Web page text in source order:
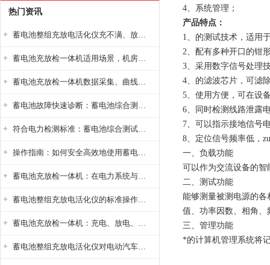
热门资讯
蓄电池整组充放电活化仪充不满、放不完怎么办？
蓄电池充放检一体机适用场景，机房基站变电站铅酸蓄电池维护检测应用
蓄电池充放检一体机数据采集、曲线分析与电池健康状态智能评估功能详解
蓄电池故障快速诊断：蓄电池综合测试仪判断落后电池的方法与标准
符合电力检测标准：蓄电池综合测试仪测试规范与精度校准方法详解
操作指南：如何安全高效地使用蓄电池智能活化仪？
蓄电池充放检一体机：在电力系统与储能设备中的创新应用，确保蓄电池性能与可靠性
蓄电池整组充放电活化仪的标准操作流程：从接线设置到充放电参数设定的安全规范
蓄电池充放检一体机：充电、放电、检测三功能集成设备
蓄电池整组充放电活化仪对电动汽车电池有帮助吗？
4、系统管理；
产品特点：
1、的测试技术，适用
2、配有多种开口的钳
3、采用数字信号处理
4、的滤波芯片，可滤
5、使用方便，可在设
6、同时检测线路泄露
7、可以指示接地信号
8、定位信号频率低，
一、负载功能
可以作为交流设备的
二、测试功能
能够测量被测电源的
值、功率因数、相角
三、管理功能
*的计算机管理系统将